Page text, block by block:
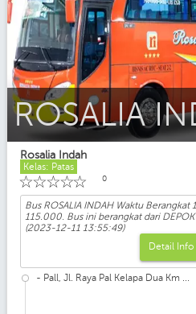
ROSALIA
Rosalia Indah
Kelas: Patas
☆
☆
☆
☆
☆ 0
Bus ROSALIA INDAH Waktu Berangkat
115.000. Bus ini berangkat dari DEPOK
(2023-12-11 13:55:49)
Detail Info
- Pall, Jl. Raya Pal Kelapa Dua Km ...